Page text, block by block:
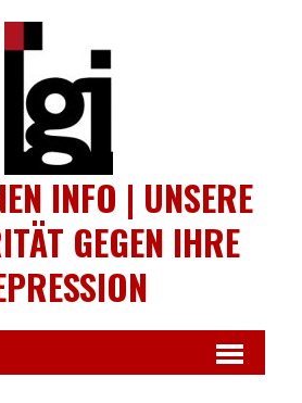
INFO | UNSERE
GEGEN IHRE